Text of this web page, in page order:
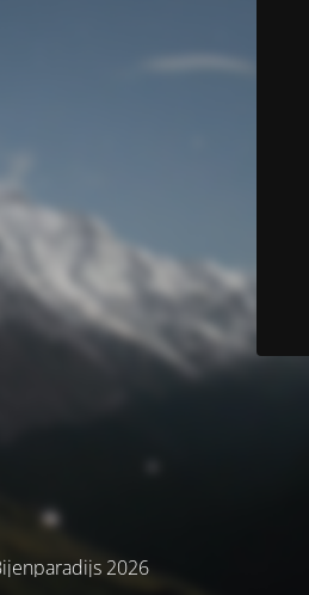
2026